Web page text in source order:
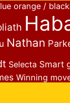
orange /
Nathan
Selecta Smart
Winning